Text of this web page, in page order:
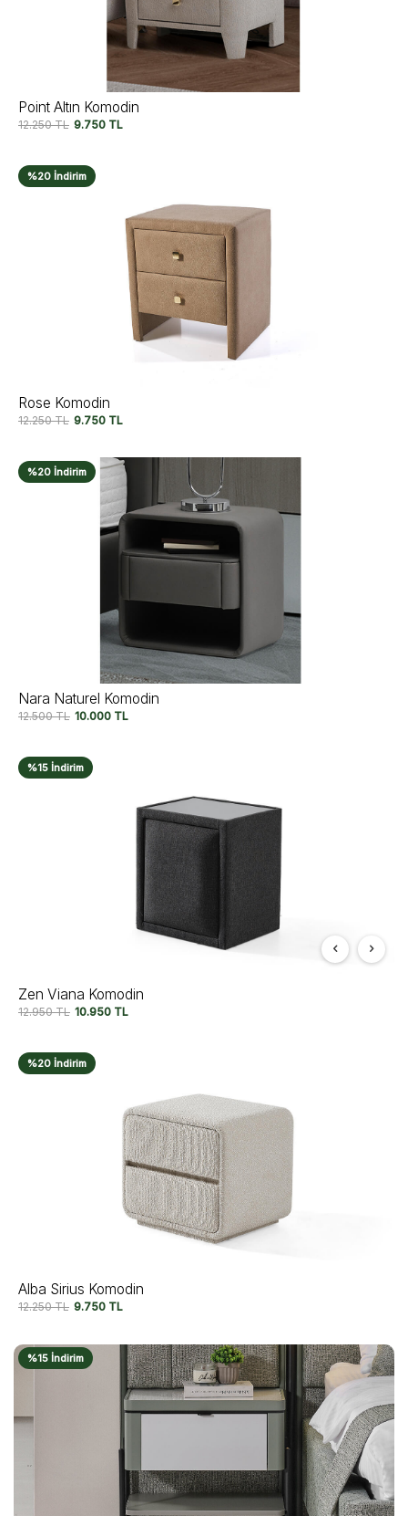
Point Altın Komodin
12.250TL 9.750 TL
%20 İndirim
Rose Komodin
12.250TL 9.750 TL
%20 İndirim
Nara Naturel Komodin
12.500TL 10.000 TL
%15 İndirim
Zen Viana Komodin
12.950TL 10.950 TL
%20 İndirim
Alba Sirius Komodin
12.250TL 9.750 TL
%15 İndirim